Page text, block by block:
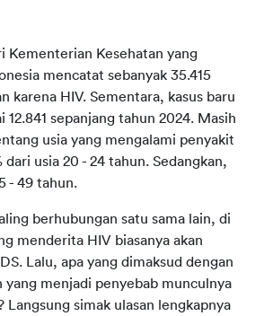
Kementerian Kesehatan yang
mencatat sebanyak 35.415
karena HIV. Sementara, kasus baru
12.841 sepanjang tahun 2024. Masih
usia yang mengalami penyakit
dari usia 20 - 24 tahun. Sedangkan,
- 49 tahun.
berhubungan satu sama lain, di
menderita HIV biasanya akan
Lalu, apa yang dimaksud dengan
yang menjadi penyebab munculnya
Langsung simak ulasan lengkapnya